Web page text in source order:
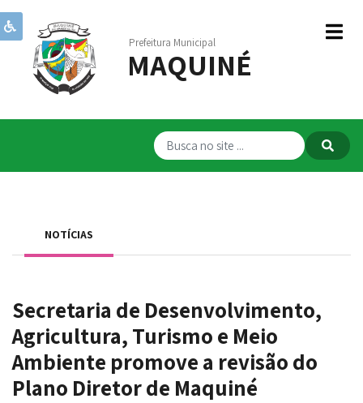
Prefeitura Municipal
MAQUINÉ
Institucional
Governo
Serviços
Servidores
NOTÍCIAS
Secretaria de Desenvolvimento,
Agricultura, Turismo e Meio
Ambiente promove a revisão do
Plano Diretor de Maquiné